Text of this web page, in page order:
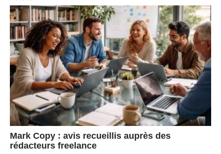
Mark Copy : avis recueillis auprès des
rédacteurs freelance